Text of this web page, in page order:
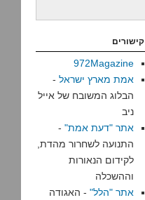
קישורים
972Magazine
אמת מארץ ישראל -
הבלוג המשובח של אייל
ניב
אתר "דעת אמת" -
התנועה לשחרור מהדת,
לקידום הנאורות
וההשכלה
אתר "הלל" - האגודה